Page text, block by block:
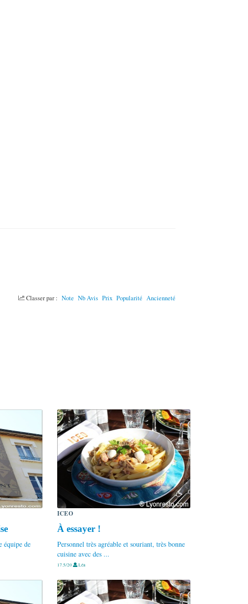
Classer par : Note Nb Avis Prix Popularité Ancienneté
équipe de
ICEO
À essayer !
Personnel très agréable et souriant, très bonne
cuisine avec des ...
17.5/20 Léa